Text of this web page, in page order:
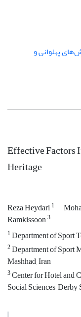
پهلوانی و
Effective Factors
Heritage
Reza Heydari1
Ramkissoon3
1Department of Sport
2Department of Sport
Mashhad, Iran
3Center for Hotel and
Social Sciences,